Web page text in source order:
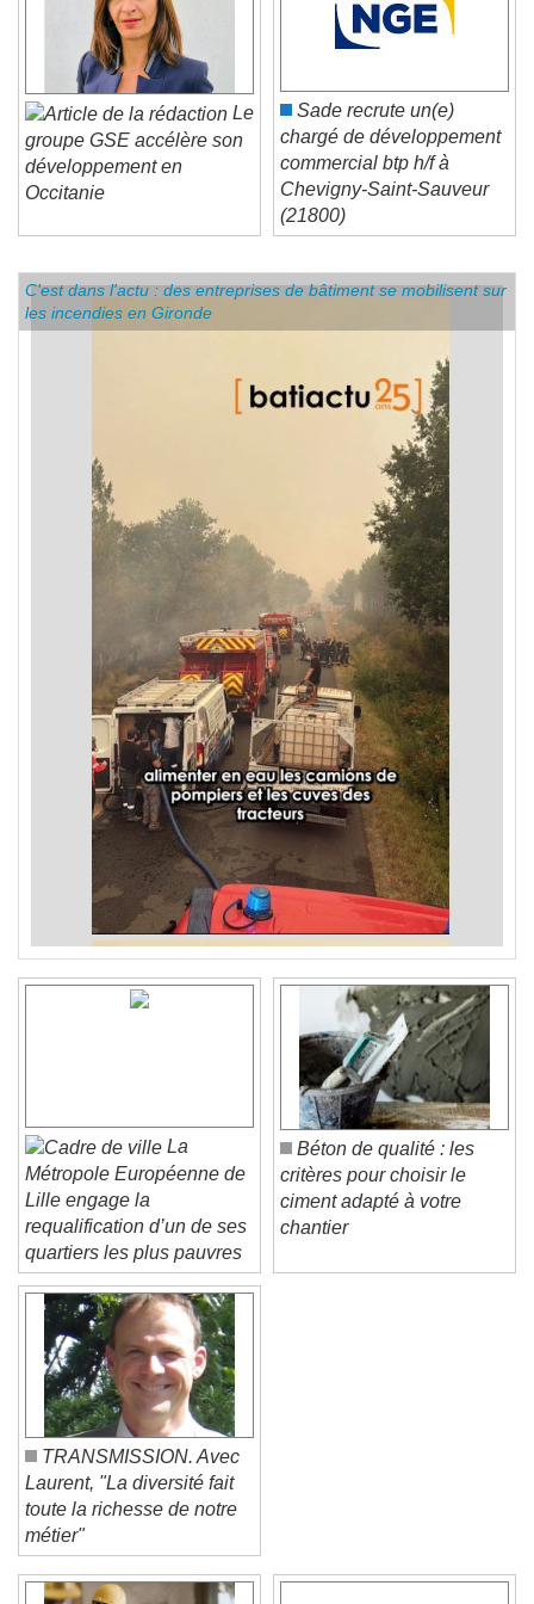
groupe GSE accélère son
développement en
Sade recrute un(e)
chargé de développement
commercial btp h/f à
Chevigny-Saint-Sauveur
(21800)
C'est dans l'actu : des entreprises de bâtiment se mobilisent sur
les incendies en Gironde
La
Métropole Européenne de
Lille engage la
requalification d’un de ses
quartiers les plus pauvres
Béton de qualité : les
critères pour choisir le
ciment adapté à votre
TRANSMISSION. Avec
Laurent, "La diversité fait
toute la richesse de notre
métier"